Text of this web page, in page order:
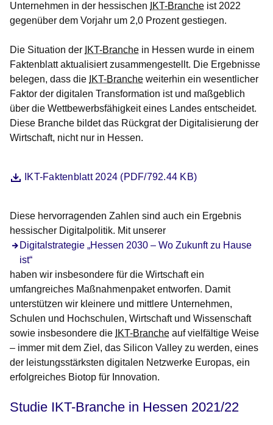
Unternehmen in der hessischen
IKT-Branche ist 2022
gegenüber dem Vorjahr um 2,0 Prozent gestiegen.
Die Situation der IKT-Branche in Hessen wurde in einem
Faktenblatt aktualisiert zusammengestellt. Die Ergebnisse
belegen, dass die IKT-Branche weiterhin ein wesentlicher
Faktor der digitalen Transformation ist und maßgeblich
über die Wettbewerbsfähigkeit eines Landes entscheidet.
Diese Branche bildet das Rückgrat der Digitalisierung der
Wirtschaft, nicht nur in Hessen.
DateiIKT-Faktenblatt 2024 (PDF/792.44 KB)
Öffnet sich in einem neuen Fenster
Diese hervorragenden Zahlen sind auch ein Ergebnis
hessischer Digitalpolitik. Mit unserer
Digitalstrategie „Hessen 2030 – Wo Zukunft zu Hause
ist“
Öffnet sich in einem neuen Fenster
haben wir insbesondere für die Wirtschaft ein
umfangreiches Maßnahmenpaket entworfen. Damit
unterstützen wir kleinere und mittlere Unternehmen,
Schulen und Hochschulen, Wirtschaft und Wissenschaft
sowie insbesondere die IKT-Branche auf vielfältige Weise
– immer mit dem Ziel, das Silicon Valley zu werden, eines
der leistungsstärksten digitalen Netzwerke Europas, ein
erfolgreiches Biotop für Innovation.
Studie IKT-Branche in Hessen 2021/22